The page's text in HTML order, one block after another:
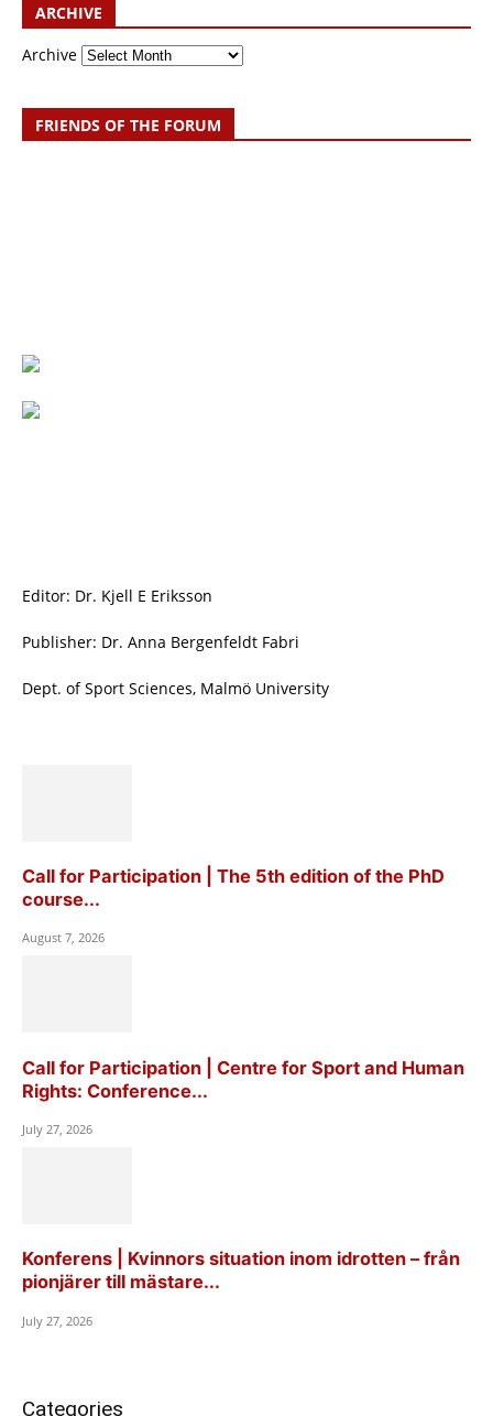
ARCHIVE
Archive
FRIENDS OF THE FORUM
Editor: Dr. Kjell E Eriksson
Publisher: Dr. Anna Bergenfeldt Fabri
Dept. of Sport Sciences, Malmö University
Call for Participation | The 5th edition of the PhD
course...
August 7, 2026
Call for Participation | Centre for Sport and Human
Rights: Conference...
July 27, 2026
Konferens | Kvinnors situation inom idrotten – från
pionjärer till mästare...
July 27, 2026
Categories